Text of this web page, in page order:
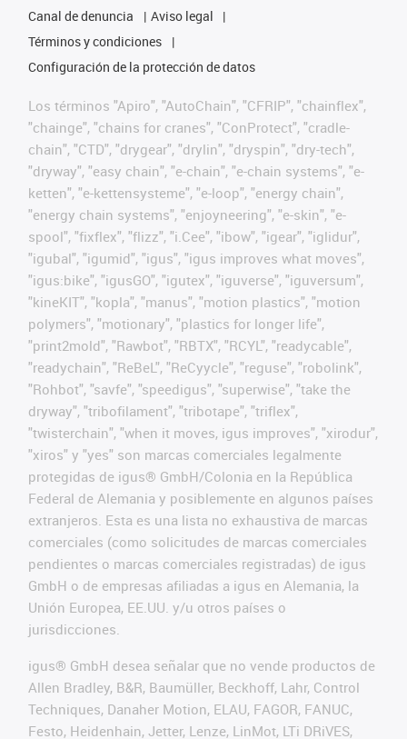
Canal de denuncia
Aviso legal
Términos y condiciones
Configuración de la protección de datos
Los términos "Apiro", "AutoChain", "CFRIP", "chainflex",
"chainge", "chains for cranes", "ConProtect", "cradle-
chain", "CTD", "drygear", "drylin", "dryspin", "dry-tech",
"dryway", "easy chain", "e-chain", "e-chain systems", "e-
ketten", "e-kettensysteme", "e-loop", "energy chain",
"energy chain systems", "enjoyneering", "e-skin", "e-
spool", "fixflex", "flizz", "i.Cee", "ibow", "igear", "iglidur",
"igubal", "igumid", "igus", "igus improves what moves",
"igus:bike", "igusGO", "igutex", "iguverse", "iguversum",
"kineKIT", "kopla", "manus", "motion plastics", "motion
polymers", "motionary", "plastics for longer life",
"print2mold", "Rawbot", "RBTX", "RCYL", "readycable",
"readychain", "ReBeL", "ReCyycle", "reguse", "robolink",
"Rohbot", "savfe", "speedigus", "superwise", "take the
dryway", "tribofilament", "tribotape", "triflex",
"twisterchain", "when it moves, igus improves", "xirodur",
"xiros" y "yes" son marcas comerciales legalmente
protegidas de igus® GmbH/Colonia en la República
Federal de Alemania y posiblemente en algunos países
extranjeros. Esta es una lista no exhaustiva de marcas
comerciales (como solicitudes de marcas comerciales
pendientes o marcas comerciales registradas) de igus
GmbH o de empresas afiliadas a igus en Alemania, la
Unión Europea, EE.UU. y/u otros países o
jurisdicciones.
igus® GmbH desea señalar que no vende productos de
Allen Bradley, B&R, Baumüller, Beckhoff, Lahr, Control
Techniques, Danaher Motion, ELAU, FAGOR, FANUC,
Festo, Heidenhain, Jetter, Lenze, LinMot, LTi DRiVES,